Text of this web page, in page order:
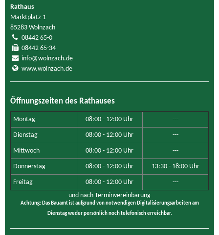
Rathaus
Marktplatz 1
85283 Wolnzach
08442 65-0
08442 65-34
info@wolnzach.de
www.wolnzach.de
Öffnungszeiten des Rathauses
Montag 08:00 - 12:00 Uhr ---
Dienstag 08:00 - 12:00 Uhr ---
Mittwoch 08:00 - 12:00 Uhr ---
Donnerstag 08:00 - 12:00 Uhr 13:30 - 18:00 Uhr
Freitag 08:00 - 12:00 Uhr
---
und nach Terminvereinbarung
Achtung: Das Bauamt ist aufgrund von notwendigen Digitalisierungsarbeiten am
Dienstag weder persönlich noch telefonisch erreichbar.